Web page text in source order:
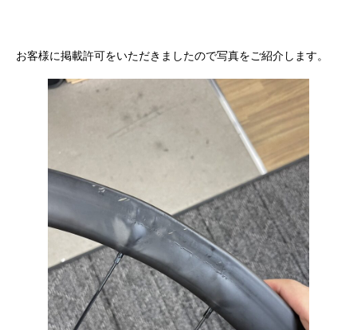
お客様に掲載許可をいただきましたので写真をご紹介します。